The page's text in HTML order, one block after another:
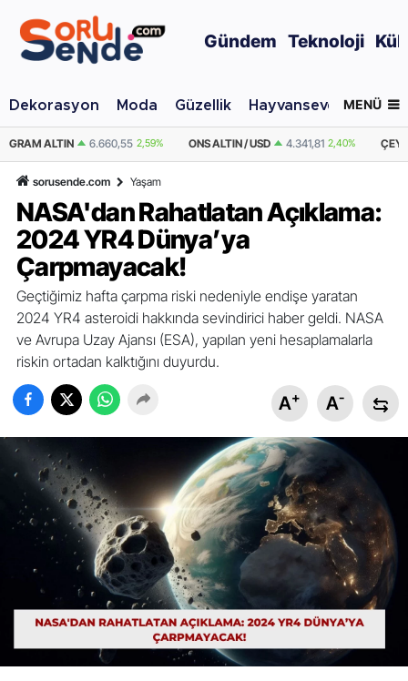
Gündem Teknoloji
Dekorasyon Moda Güzellik Hayvansever MENÜ
ONS ALTIN / USD 4.341,81 2,40% ÇEYREK ALTIN 10.889,99 2,59%
sorusende.com Yaşam
NASA'dan Rahatlatan Açıklama:
2024 YR4 Dünya’ya
Çarpmayacak!
Geçtiğimiz hafta çarpma riski nedeniyle endişe yaratan
2024 YR4 asteroidi hakkında sevindirici haber geldi. NASA
ve Avrupa Uzay Ajansı (ESA), yapılan yeni hesaplamalarla
riskin ortadan kalktığını duyurdu.
A+ A-